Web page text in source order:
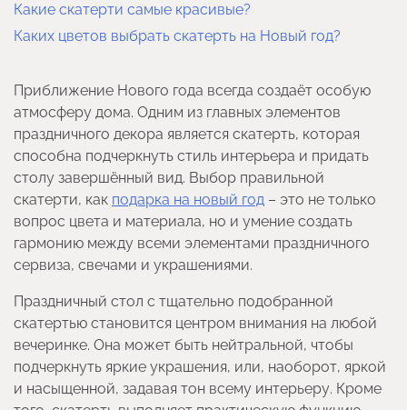
Какие скатерти самые красивые?
Каких цветов выбрать скатерть на Новый год?
Приближение Нового года всегда создаёт особую
атмосферу дома. Одним из главных элементов
праздничного декора является скатерть, которая
способна подчеркнуть стиль интерьера и придать
столу завершённый вид. Выбор правильной
скатерти, как подарка на новый год – это не только
вопрос цвета и материала, но и умение создать
гармонию между всеми элементами праздничного
сервиза, свечами и украшениями.
Праздничный стол с тщательно подобранной
скатертью становится центром внимания на любой
вечеринке. Она может быть нейтральной, чтобы
подчеркнуть яркие украшения, или, наоборот, яркой
и насыщенной, задавая тон всему интерьеру. Кроме